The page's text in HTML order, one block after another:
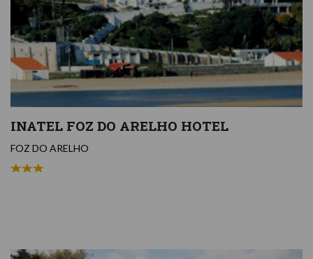
INATEL FOZ DO ARELHO HOTEL
FOZ DO ARELHO